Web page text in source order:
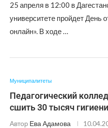
25 апреля в 12:00 в
университете пройдет День
онлайн». В ходе …
Муниципалитеты
Педагогический
сшить 30 тысяч
Автор Ева Адамова